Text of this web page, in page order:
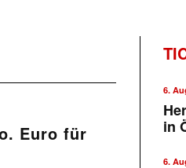
Euro für
6.
in
6.